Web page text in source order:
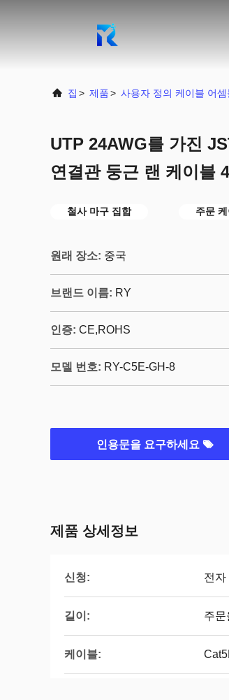
집 > 제품> 사용자 정의 케이블 어셈
UTP 24AWG를 가진
연결관 둥근 랜 케이블
철사 마구 집합 주문
원래 장소: 중국
브랜드 이름: RY
인증: CE,ROHS
모델 번호: RY-C5E-GH-8
인용문을 요구하세요
제품 상세정보
신청: 전자
길이: 주문
케이블: